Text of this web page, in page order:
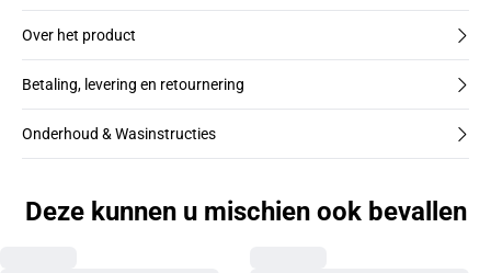
Over het product
Betaling, levering en retournering
Onderhoud & Wasinstructies
Deze kunnen u mischien ook bevallen